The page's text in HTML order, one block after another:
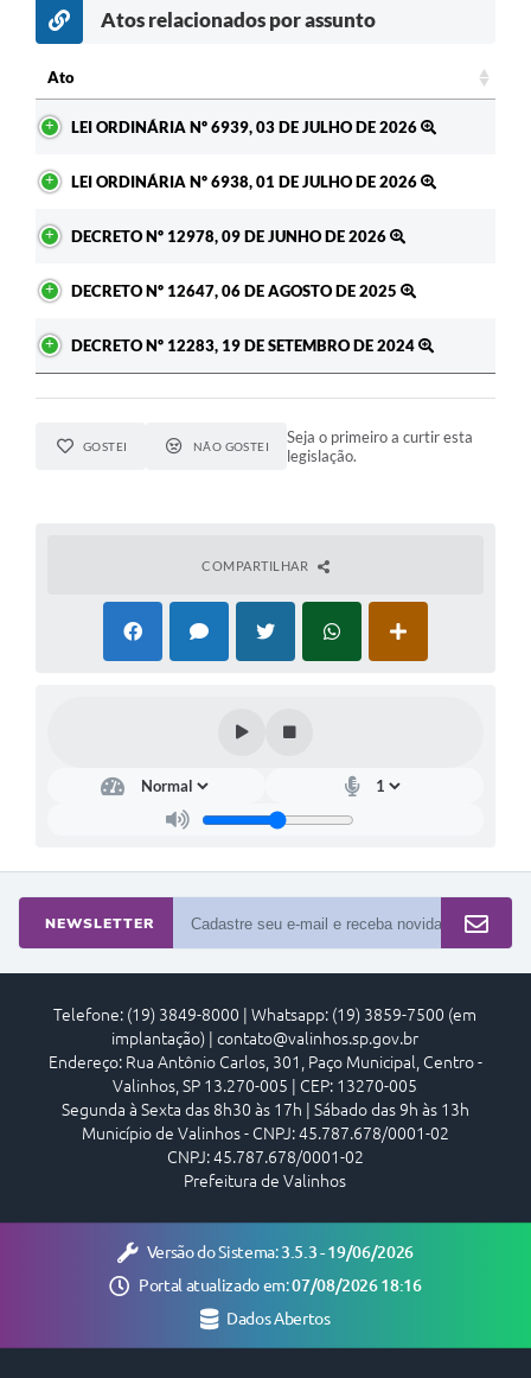
Atos relacionados por assunto
Ato
LEI ORDINÁRIA Nº 6939, 03 DE JULHO DE 2026
LEI ORDINÁRIA Nº 6938, 01 DE JULHO DE 2026
DECRETO Nº 12978, 09 DE JUNHO DE 2026
DECRETO Nº 12647, 06 DE AGOSTO DE 2025
DECRETO Nº 12283, 19 DE SETEMBRO DE 2024
GOSTEI NÃO GOSTEI
Seja o primeiro a curtir esta
legislação.
COMPARTILHAR
NEWSLETTER
Telefone: (19) 3849-8000 | Whatsapp: (19) 3859-7500 (em
implantação) | contato@valinhos.sp.gov.br
Endereço: Rua Antônio Carlos, 301, Paço Municipal, Centro -
Valinhos, SP 13.270-005 | CEP: 13270-005
Segunda à Sexta das 8h30 às 17h | Sábado das 9h às 13h
Município de Valinhos - CNPJ: 45.787.678/0001-02
CNPJ: 45.787.678/0001-02
Prefeitura de Valinhos
Versão do Sistema:3.5.3 - 19/06/2026
Portal atualizado em:07/08/2026 18:16
Dados Abertos